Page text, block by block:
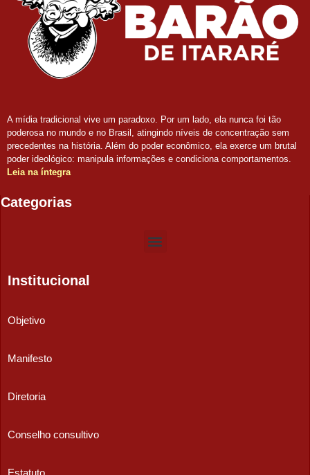
A mídia tradicional vive um paradoxo. Por um lado, ela nunca foi tão
poderosa no mundo e no Brasil, atingindo níveis de concentração sem
precedentes na história. Além do poder econômico, ela exerce um brutal
poder ideológico: manipula informações e condiciona comportamentos.
Leia na íntegra
Categorias
Institucional
Objetivo
Manifesto
Diretoria
Conselho consultivo
Estatuto